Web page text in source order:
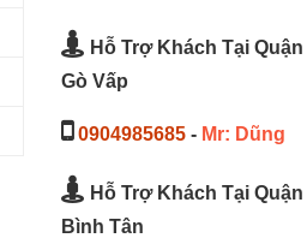
Hỗ Trợ Khách Tại Quận
Gò Vấp
0904985685- Mr: Dũng
Hỗ Trợ Khách Tại Quận
Bình Tân